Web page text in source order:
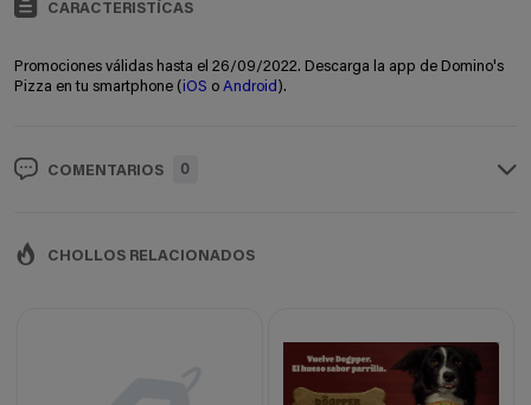
CARACTERISTÍCAS
Promociones válidas hasta el 26/09/2022. Descarga la app de Domino's
Pizza en tu smartphone ( iOS o Android ).
COMENTARIOS 0
CHOLLOS RELACIONADOS